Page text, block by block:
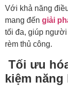
Với khả năng
mang đến giải
tối đa, giúp
rèm thủ công.
Tối ưu
kiệm